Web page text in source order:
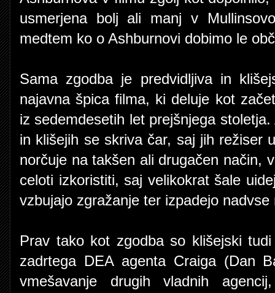
usmerjena bolj ali manj v
medtem ko o Ashburnovi dobimo le
Sama zgodba je predvidljiva in
najavna špica filma, ki deluje kot
iz sedemdesetih let prejšnjega
in klišejih se skriva čar, saj jih režiser
norčuje na takšen ali drugačen način,
celoti izkoristiti, saj velikokrat šale
vzbujajo zgražanje ter izpadejo nadvse
Prav tako kot zgodba so klišejski
zadrtega DEA agenta Craiga (Dan
vmešavanje drugih vladnih